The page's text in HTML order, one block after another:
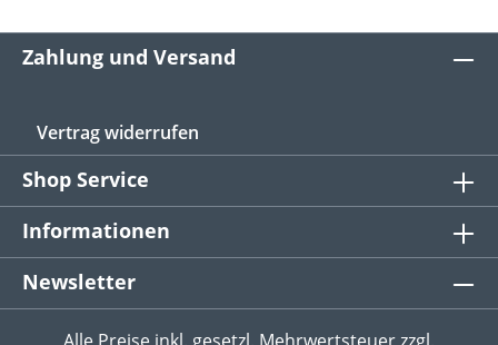
Zahlung und Versand
Vertrag widerrufen
Shop Service
Informationen
Newsletter